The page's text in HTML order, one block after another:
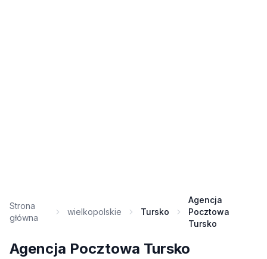
Strona
główna
wielkopolskie Tursko
Agencja
Pocztowa
Tursko
Agencja Pocztowa Tursko